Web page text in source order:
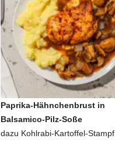
Paprika-Hähnchenbrust in
Balsamico-Pilz-Soße
dazu Kohlrabi-Kartoffel-Stampf